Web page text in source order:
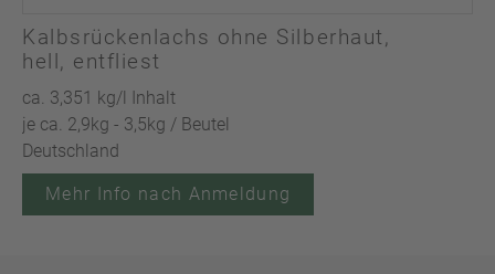
Kalbsrückenlachs ohne Silberhaut,
hell, entfliest
ca. 3,351 kg/l Inhalt
je ca. 2,9kg - 3,5kg / Beutel
Deutschland
Mehr Info nach Anmeldung